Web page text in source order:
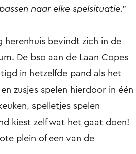
naar elke spelsituatie.”
herenhuis bevindt zich in de
De bso aan de Laan Copes
in hetzelfde pand als het
zusjes spelen hierdoor in één
spelletjes spelen
kiest zelf wat het gaat doen!
plein of een van de